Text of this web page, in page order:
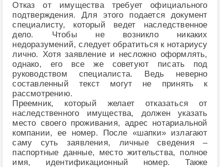
Отказ от имущества требует официального
подтверждения. Для этого подается документ
специалисту, который ведет наследственное
дело. Чтобы не возникло никаких
недоразумений, следует обратиться к нотариусу
лично. Хотя заявление и несложно оформлять,
однако, его все же советуют писать под
руководством специалиста. Ведь неверно
составленный текст могут не принять к
рассмотрению.
Преемник, который желает отказаться от
наследственного имущества, должен указать
место своего проживания, адрес нотариальной
компании, ее номер. После «шапки» излагают
саму суть заявления, личные сведения –
паспортные данные, место жительства, полное
имя, идентификационный номер. Также